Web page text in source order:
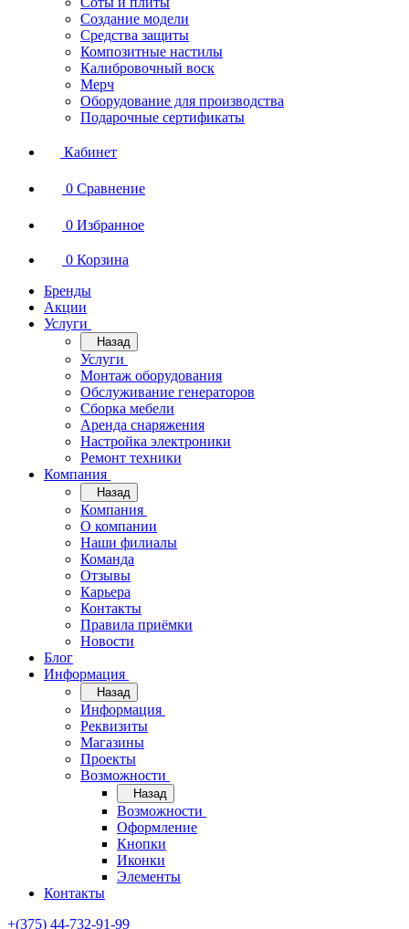
Создание модели
Средства защиты
Композитные настилы
Калибровочный воск
Мерч
Оборудование для производства
Подарочные сертификаты
Кабинет
0 Сравнение
0 Избранное
0 Корзина
Бренды
Акции
Услуги
Назад
Услуги
Монтаж оборудования
Обслуживание генераторов
Сборка мебели
Аренда снаряжения
Настройка электроники
Ремонт техники
Компания
Назад
Компания
О компании
Наши филиалы
Команда
Отзывы
Карьера
Контакты
Правила приёмки
Новости
Блог
Информация
Назад
Информация
Реквизиты
Магазины
Проекты
Возможности
Назад
Возможности
Оформление
Кнопки
Иконки
Элементы
Контакты
+(375) 44-732-91-99